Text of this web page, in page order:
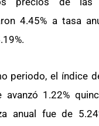
4.45% a tasa
periodo, el índice
avanzó 1.22%
anual fue de